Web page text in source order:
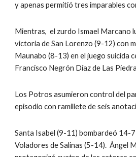
y apenas permitió tres imparables
Mientras,  el zurdo Ismael Marcano
victoria de San Lorenzo (9-12) con
Maunabo (8-13) en el juego suicida
Francisco Negrón Díaz de Las
Los Potros asumieron control del
episodio con ramillete de seis
Santa Isabel (9-11) bombardeó 14-7
Voladores de Salinas (5-14).  Ángel